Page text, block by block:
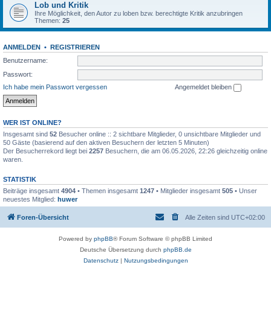
Lob und Kritik
Ihre Möglichkeit, den Autor zu loben bzw. berechtigte Kritik anzubringen
Themen: 25
ANMELDEN • REGISTRIEREN
Benutzername:
Passwort:
Ich habe mein Passwort vergessen
Angemeldet bleiben
WER IST ONLINE?
Insgesamt sind 52 Besucher online :: 2 sichtbare Mitglieder, 0 unsichtbare Mitglieder und
50 Gäste (basierend auf den aktiven Besuchern der letzten 5 Minuten)
Der Besucherrekord liegt bei 2257 Besuchern, die am 06.05.2026, 22:26 gleichzeitig online
waren.
STATISTIK
Beiträge insgesamt 4904 • Themen insgesamt 1247 • Mitglieder insgesamt 505 • Unser
neuestes Mitglied: huwer
Foren-Übersicht Alle Zeiten sind UTC+02:00
Powered by phpBB® Forum Software © phpBB Limited
Deutsche Übersetzung durch phpBB.de
Datenschutz| Nutzungsbedingungen